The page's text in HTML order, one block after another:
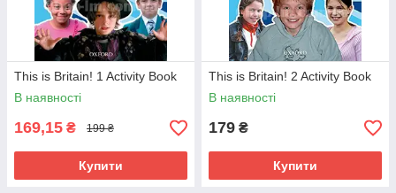
This is Britain! 1 Activity Book
В наявності
169,15 ₴ 199 ₴
Купити
This is Britain! 2 Activity Book
В наявності
179 ₴
Купити